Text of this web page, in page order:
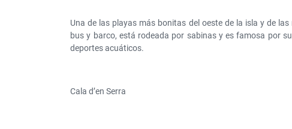
Una de las playas más bonitas del oeste de la isla y de
bus y barco, está rodeada por sabinas y es famosa por
deportes acuáticos.
Cala d’en Serra